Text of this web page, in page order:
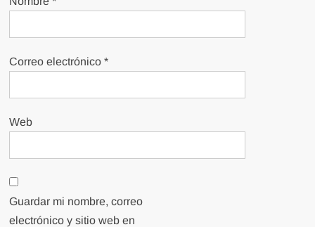
Correo electrónico*
Web
Guardar mi nombre, correo
electrónico y sitio web en